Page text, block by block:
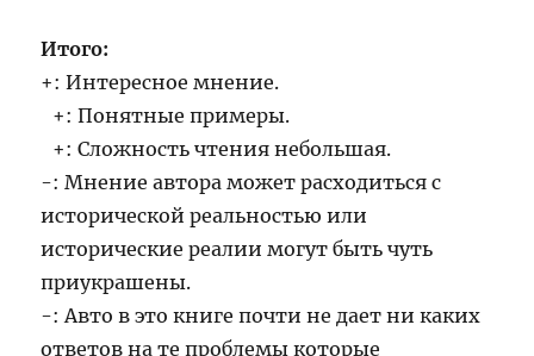
Итого:
+: Интересное мнение.
+: Понятные примеры.
+: Сложность чтения небольшая.
-: Мнение автора может расходиться с
исторической реальностью или
исторические реалии могут быть чуть
приукрашены.
-: Авто в это книге почти не дает ни каких
ответов на те проблемы которые